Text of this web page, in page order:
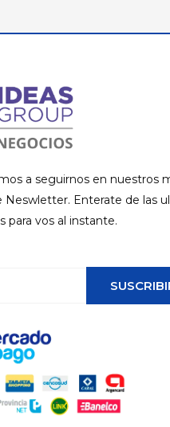
a seguirnos en nuestros
Neswletter. Enterate de las
para vos al instante.